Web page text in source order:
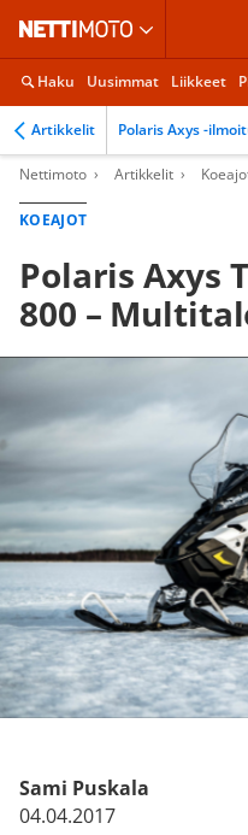
Haku Uusimmat Liikkeet
Artikkelit Polaris Axys -
Nettimoto Artikkelit
KOEAJOT
Polaris Axys
800 –
Sami Puskala
04.04.2017